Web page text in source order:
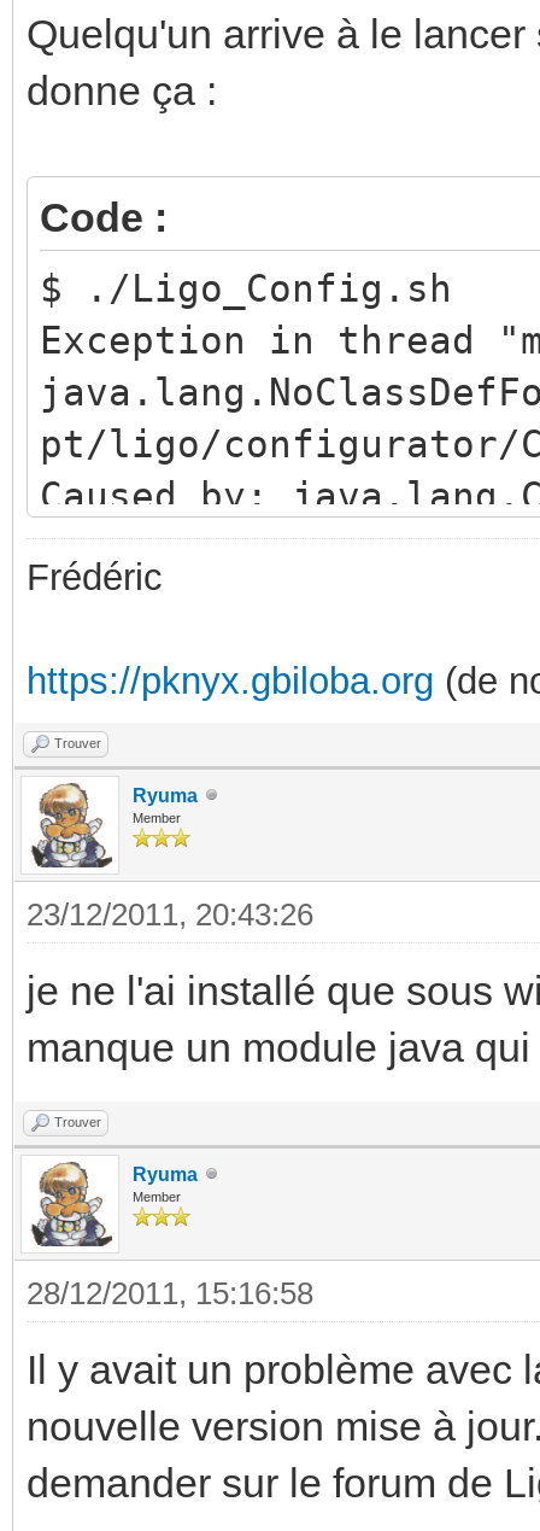
Quelqu'un arrive à le
donne ça :
Code :
$ ./Ligo_Config.sh
Exception in thread
pt/ligo/configurator/
Caused by:
at
a:202)
at
ve Method)
at
.java:190)
at
:306)
at
her.java:301)
at
:247)
Frédéric
https://pknyx.gbiloba.org (de
Trouver
Ryuma
Member
23/12/2011, 20:43:26
je ne l'ai installé que sous
manque un module java
Trouver
Ryuma
Member
28/12/2011, 15:16:58
Il y avait un problème avec
nouvelle version mise à
demander sur le forum de